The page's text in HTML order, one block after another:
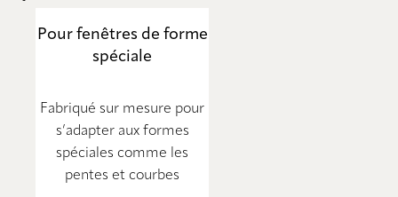
Pour fenêtres de forme
spéciale
Fabriqué sur mesure pour
s’adapter aux formes
spéciales comme les
pentes et courbes